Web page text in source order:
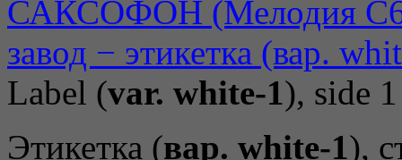
Label (var. white-1), side 1
Этикетка (вар. white-1),